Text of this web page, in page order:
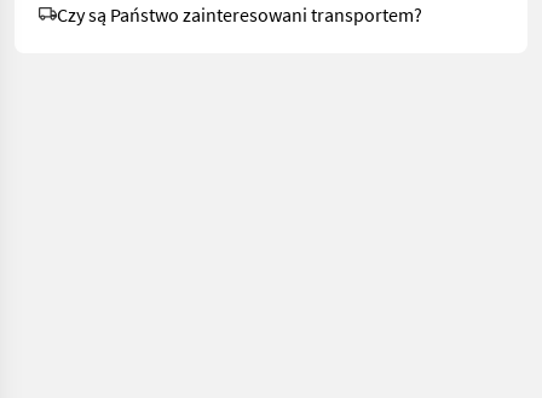
Czy są Państwo zainteresowani transportem?